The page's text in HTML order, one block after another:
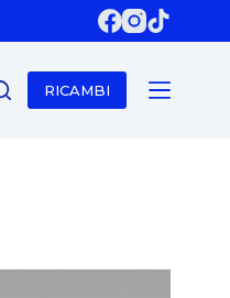
RICAMBI